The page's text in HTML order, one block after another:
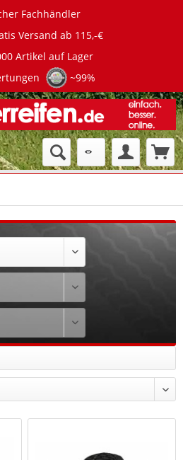
Fachhändler
Versand ab 115,-€
Artikel auf Lager
~99%